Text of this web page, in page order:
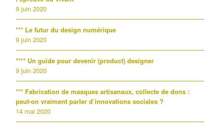
9 juin 2020
*** Le futur du design numérique
9 juin 2020
**** Un guide pour devenir (product) designer
9 juin 2020
*** Fabrication de masques artisanaux, collecte de dons :
peut-on vraiment parler d’innovations sociales ?
14 mai 2020